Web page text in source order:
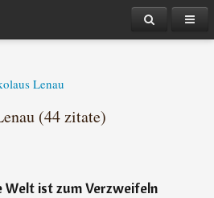
Lenau
(44 zitate)
Welt ist zum Verzweifeln